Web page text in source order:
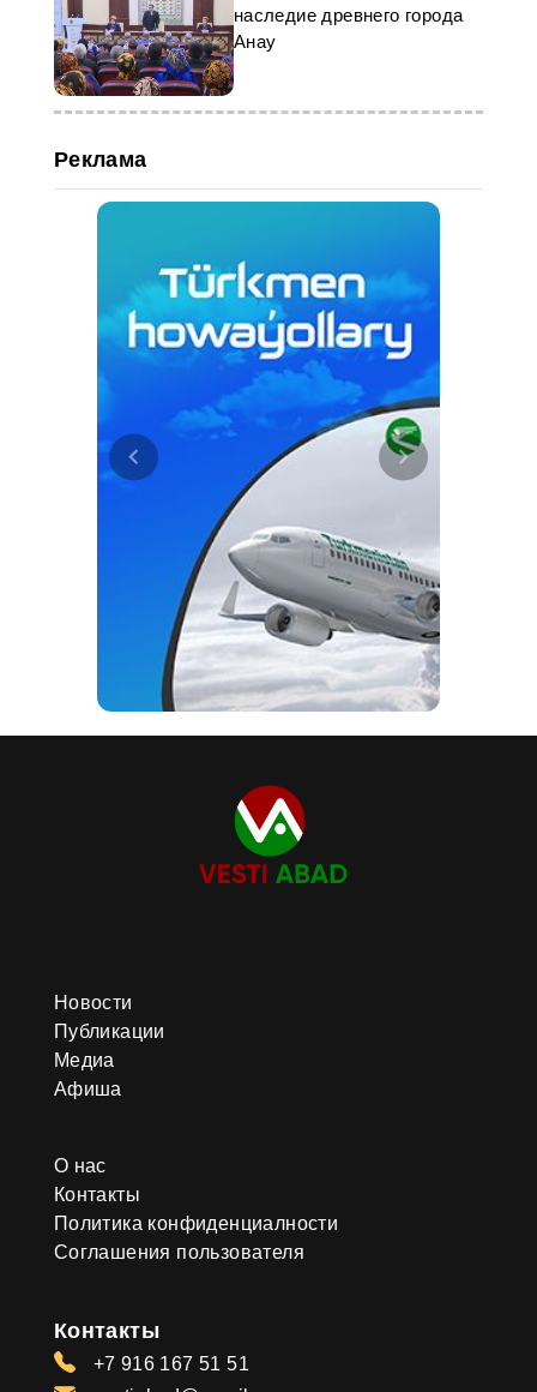
наследие древнего города
Анау
Реклама
Новости
Публикации
Медиа
Афиша
О нас
Контакты
Политика конфиденциалности
Соглашения пользователя
Контакты
+7 916 167 51 51